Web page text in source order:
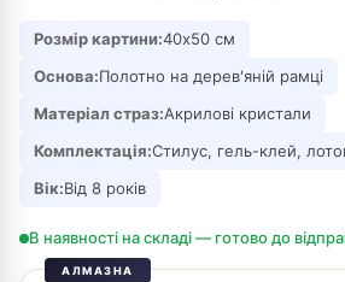
Розмір картини:40х50 см
Основа:Полотно на дерев'яній рамці
Матеріал страз:Акрилові кристали
Комплектація:Стилус, гель-клей,
Вік:Від 8 років
В наявності на складі — готово до
АЛМАЗНА